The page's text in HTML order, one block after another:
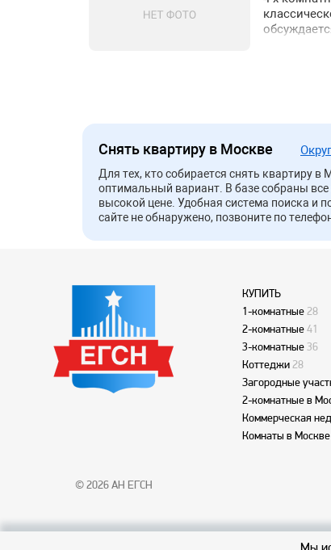
Лифт
Снять квартиру в Москве
Для тех, кто собирается снять квартиру
оптимальный вариант. В базе собраны
высокой цене. Удобная система поиска и
сайте не обнаружено, позвоните по
© 2026 АН ЕГСН
КУПИТЬ
1-комнатные 28
2-комнатные 41
3-комнатные 36
Коттеджи 28
Загородные
2-комнатные в
Коммерческая
Комнаты в Москве